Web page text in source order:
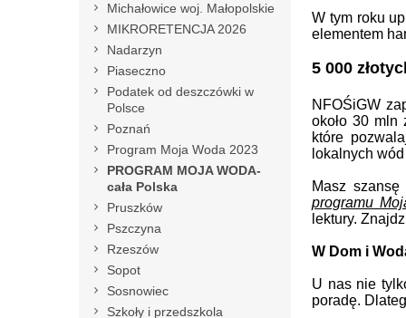
Michałowice woj. Małopolskie
MIKRORETENCJA 2026
Nadarzyn
Piaseczno
Podatek od deszczówki w
Polsce
Poznań
Program Moja Woda 2023
PROGRAM MOJA WODA-
cała Polska
Pruszków
Pszczyna
Rzeszów
Sopot
Sosnowiec
Szkoły i przedszkola
W tym roku
elementem
5 000
NFOŚiGW
około 30 mln
które
lokalnych
Masz
programu
lektury.
W Dom i
U nas nie
poradę.